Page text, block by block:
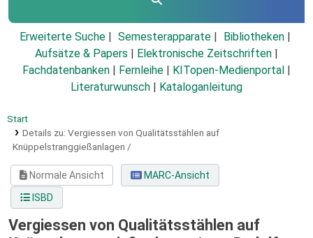
Erweiterte Suche Semesterapparate
Bibliotheken
Aufsätze & Papers
Elektronische Zeitschriften
Fachdatenbanken
Fernleihe KITopen-Medienportal
Literaturwunsch
Kataloganleitung
Start
Details zu: Vergiessen von Qualitätsstählen auf
Knüppelstranggießanlagen /
Normale Ansicht
MARC-Ansicht
ISBD
Vergiessen von Qualitätsstählen auf